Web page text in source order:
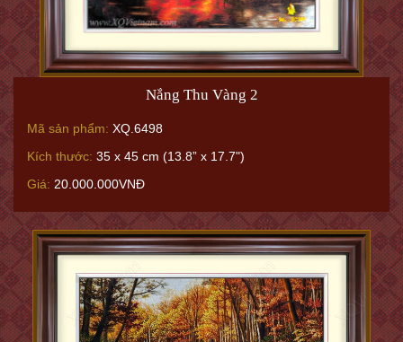
Nắng Thu Vàng 2
Mã sản phẩm: XQ.6498
Kích thước: 35 x 45 cm (13.8” x 17.7")
Giá: 20.000.000VNĐ